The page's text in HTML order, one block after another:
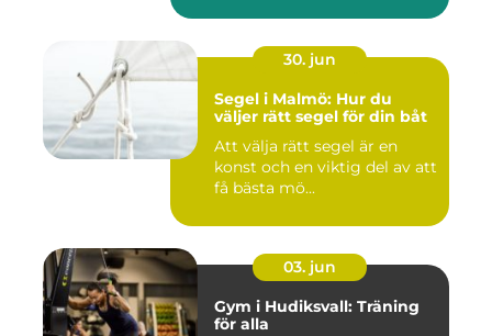
30. jun
Segel i Malmö: Hur du
väljer rätt segel för din båt
Att välja rätt segel är en
konst och en viktig del av att
få bästa mö...
03. jun
Gym i Hudiksvall: Träning
för alla